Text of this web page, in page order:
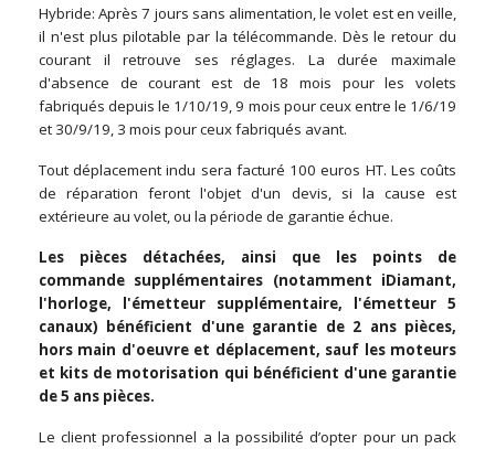
Hybride: Après 7 jours sans alimentation, le volet est en veille,
il n'est plus pilotable par la télécommande. Dès le retour du
courant il retrouve ses réglages. La durée maximale
d'absence de courant est de 18 mois pour les volets
fabriqués depuis le 1/10/19, 9 mois pour ceux entre le 1/6/19
et 30/9/19, 3 mois pour ceux fabriqués avant.
Tout déplacement indu sera facturé 100 euros HT. Les coûts
de réparation feront l'objet d'un devis, si la cause est
extérieure au volet, ou la période de garantie échue.
Les pièces détachées, ainsi que les points de
commande supplémentaires (notamment iDiamant,
l'horloge, l'émetteur supplémentaire, l'émetteur 5
canaux) bénéficient d'une garantie de 2 ans pièces,
hors main d'oeuvre et déplacement, sauf les moteurs
et kits de motorisation qui bénéficient d'une garantie
de 5 ans pièces.
Le client professionnel a la possibilité d’opter pour un pack